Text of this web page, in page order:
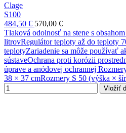
Clage
S100
484,50 € 570,00 €
Tlaková odolnosť na stene s
litrovRegulátor teploty až do teploty
teplotyZariadenie sa môže používať
sústaveOchrana proti korózii
úprave a anódovej ochrannej
38 × 37 cmRozmery S 50 (výška ×
Vložiť